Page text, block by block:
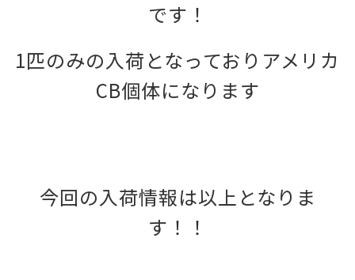
です！
1匹のみの入荷となっておりアメリカ
CB個体になります
今回の入荷情報は以上となりま
す！！